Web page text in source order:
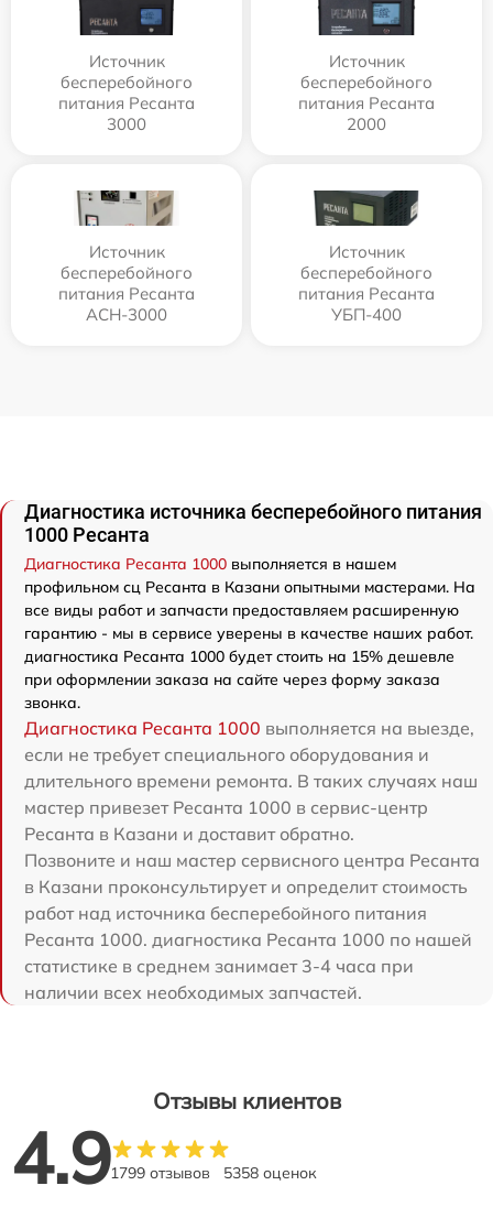
Источник
бесперебойного
питания Ресанта
3000
Источник
бесперебойного
питания Ресанта
2000
Источник
бесперебойного
питания Ресанта
АСН-3000
Источник
бесперебойного
питания Ресанта
УБП-400
Диагностика источника бесперебойного питания
1000 Ресанта
Диагностика Ресанта 1000 выполняется в нашем
профильном сц Ресанта в Казани опытными мастерами. На
все виды работ и запчасти предоставляем расширенную
гарантию - мы в сервисе уверены в качестве наших работ.
диагностика Ресанта 1000 будет стоить на 15% дешевле
при оформлении заказа на сайте через форму заказа
звонка.
Диагностика Ресанта 1000 выполняется на выезде,
если не требует специального оборудования и
длительного времени ремонта. В таких случаях наш
мастер привезет Ресанта 1000 в сервис-центр
Ресанта в Казани и доставит обратно.
Позвоните и наш мастер сервисного центра Ресанта
в Казани проконсультирует и определит стоимость
работ над источника бесперебойного питания
Ресанта 1000. диагностика Ресанта 1000 по нашей
статистике в среднем занимает 3-4 часа при
наличии всех необходимых запчастей.
Отзывы клиентов
4.91799 отзывов 5358 оценок